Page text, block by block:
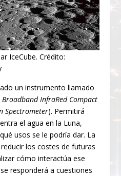
IceCube. Crédito:
un instrumento llamado
Broadband InfraRed Compact
Spectrometer). Permitirá
el agua en la Luna,
usos se le podría dar. La
los costes de futuras
cómo interactúa ese
responderá a cuestiones